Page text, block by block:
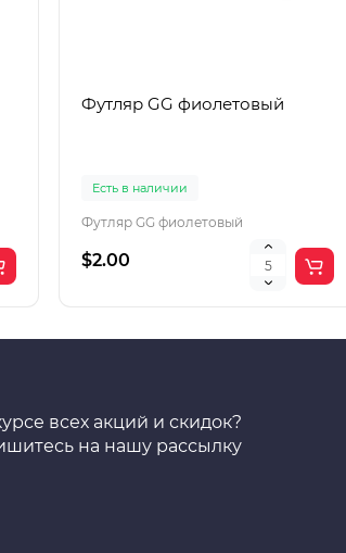
Футляр GG фиолетовый
Есть в наличии
Футляр GG фиолетовый
$2.00
всех акций и скидок?
на нашу рассылку